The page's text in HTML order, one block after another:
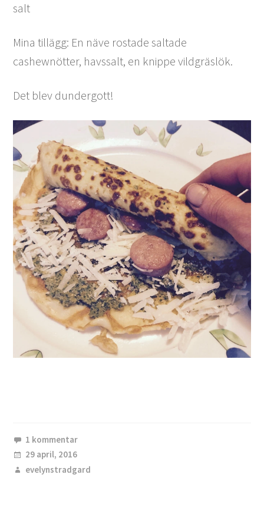
salt
Mina tillägg: En näve rostade saltade
cashewnötter, havssalt, en knippe vildgräslök.
Det blev dundergott!
1 kommentar
29 april, 2016
evelynstradgard